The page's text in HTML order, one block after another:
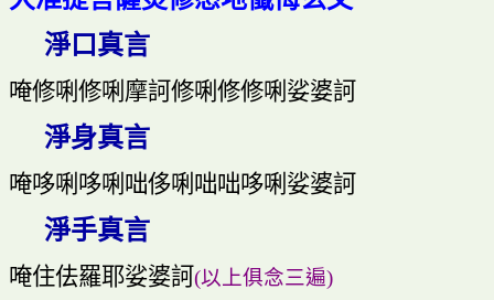
淨口真言
唵修唎修唎摩訶修唎修修唎娑婆訶
淨身真言
唵哆唎哆唎咄侈唎咄咄哆唎娑婆訶
淨手真言
唵住佉羅耶娑婆訶 (以上俱念三遍)